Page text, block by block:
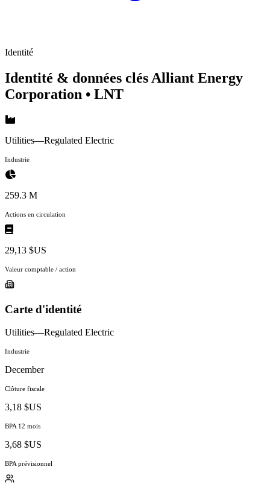
Identité
Identité & données clés Alliant Energy
Corporation • LNT
Utilities—Regulated Electric
Industrie
259.3 M
Actions en circulation
29,13 $US
Valeur comptable / action
Carte d'identité
Utilities—Regulated Electric
Industrie
December
Clôture fiscale
3,18 $US
BPA 12 mois
3,68 $US
BPA prévisionnel